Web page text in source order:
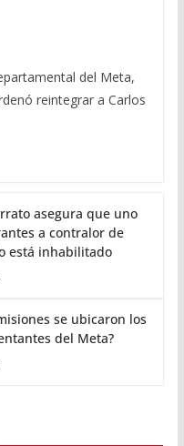
del Meta,
reintegrar a Carlos
asegura que uno
a contralor de
está inhabilitado
se ubicaron los
del Meta?